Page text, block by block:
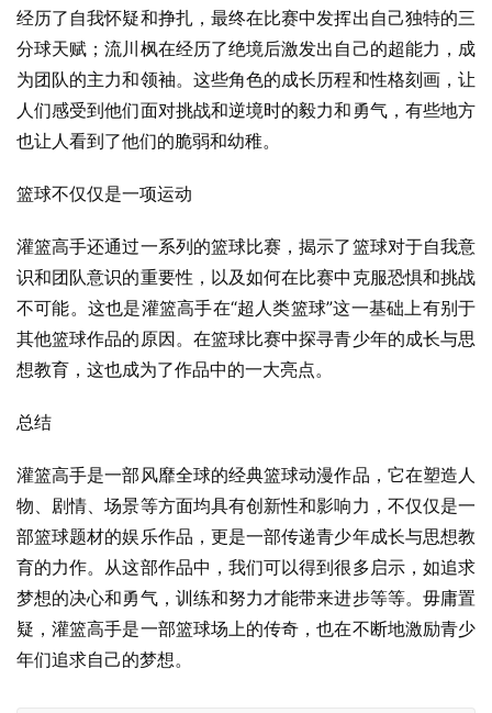
经历了自我怀疑和挣扎，最终在比赛中发挥出自己独特的三
分球天赋；流川枫在经历了绝境后激发出自己的超能力，成
为团队的主力和领袖。这些角色的成长历程和性格刻画，让
人们感受到他们面对挑战和逆境时的毅力和勇气，有些地方
也让人看到了他们的脆弱和幼稚。
篮球不仅仅是一项运动
灌篮高手还通过一系列的篮球比赛，揭示了篮球对于自我意
识和团队意识的重要性，以及如何在比赛中克服恐惧和挑战
不可能。这也是灌篮高手在“超人类篮球”这一基础上有别于
其他篮球作品的原因。在篮球比赛中探寻青少年的成长与思
想教育，这也成为了作品中的一大亮点。
总结
灌篮高手是一部风靡全球的经典篮球动漫作品，它在塑造人
物、剧情、场景等方面均具有创新性和影响力，不仅仅是一
部篮球题材的娱乐作品，更是一部传递青少年成长与思想教
育的力作。从这部作品中，我们可以得到很多启示，如追求
梦想的决心和勇气，训练和努力才能带来进步等等。毋庸置
疑，灌篮高手是一部篮球场上的传奇，也在不断地激励青少
年们追求自己的梦想。